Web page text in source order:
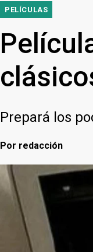
PELÍCULAS
Prepará los
Por redacción